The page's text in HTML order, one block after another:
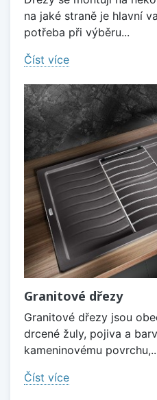
na jaké straně je hlavní
potřeba při výběru...
Číst více
Granitové dřezy
Granitové dřezy jsou
drcené žuly, pojiva a
kameninovému
Číst více